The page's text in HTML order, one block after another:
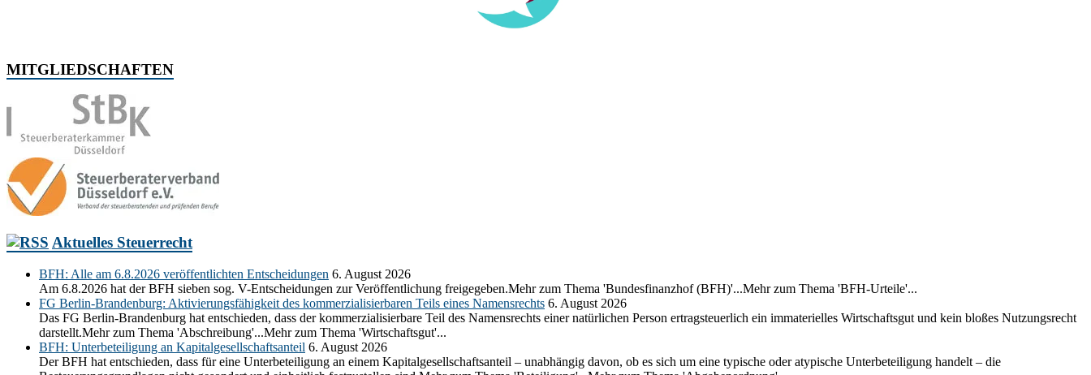
MITGLIEDSCHAFTEN
Aktuelles Steuerrecht
BFH: Alle am 6.8.2026 veröffentlichten Entscheidungen 6. August 2026
Am 6.8.2026 hat der BFH sieben sog. V-Entscheidungen zur Veröffentlichung freigegeben.Mehr zum Thema 'Bundesfinanzhof (BFH)'...Mehr zum Thema 'BFH-Urteile'...
FG Berlin-Brandenburg: Aktivierungsfähigkeit des kommerzialisierbaren Teils eines Namensrechts 6. August 2026
Das FG Berlin-Brandenburg hat entschieden, dass der kommerzialisierbare Teil des Namensrechts einer natürlichen Person ertragsteuerlich ein immaterielles Wirtschaftsgut und kein bloßes Nutzungsrecht
darstellt.Mehr zum Thema 'Abschreibung'...Mehr zum Thema 'Wirtschaftsgut'...
BFH: Unterbeteiligung an Kapitalgesellschaftsanteil 6. August 2026
Der BFH hat entschieden, dass für eine Unterbeteiligung an einem Kapitalgesellschaftsanteil – unabhängig davon, ob es sich um eine typische oder atypische Unterbeteiligung handelt – die